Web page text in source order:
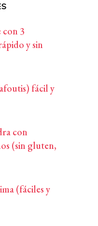
con 3
y sin
fácil y
con
(sin gluten,
(fáciles y